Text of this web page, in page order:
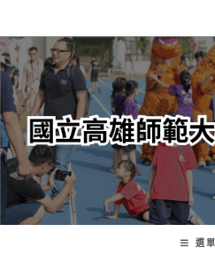
轉
至
主
內
容
選單